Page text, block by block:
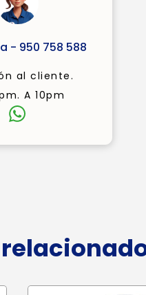
- 950 758 588
al cliente.
A 10pm